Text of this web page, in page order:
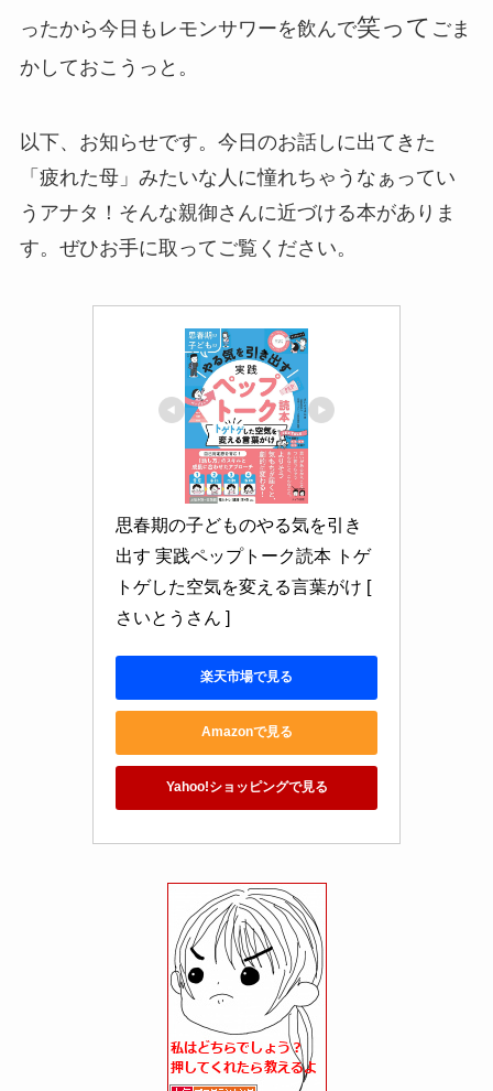
ったから今日もレモンサワーを飲んで笑って ごま
かしておこうっと。
以下、お知らせです。今日のお話しに出てきた
「疲れた母」みたいな人に憧れちゃうなぁってい
うアナタ！そんな親御さんに近づける本がありま
す。ぜひお手に取ってご覧ください。
思春期の子どものやる気を引き
出す 実践ペップトーク読本 トゲ
トゲした空気を変える言葉がけ [
さいとうさん ]
楽天市場で見る
Amazonで見る
Yahoo!ショッピングで見る